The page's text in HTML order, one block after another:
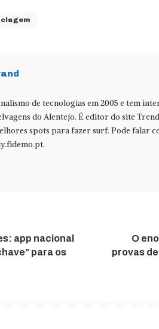
de tecnologias em 2005 e tem
do Alentejo. É editor do site
spots para fazer surf. Pode falar
.
app nacional
para os
O
provas